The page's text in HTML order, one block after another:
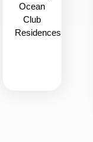
Ocean
Club
Residences